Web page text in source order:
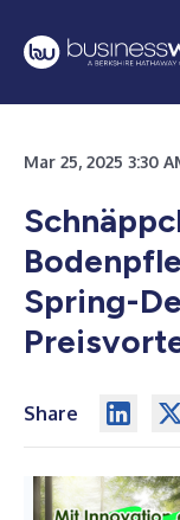
Mar 25, 2025 3:30
Spring-
Share